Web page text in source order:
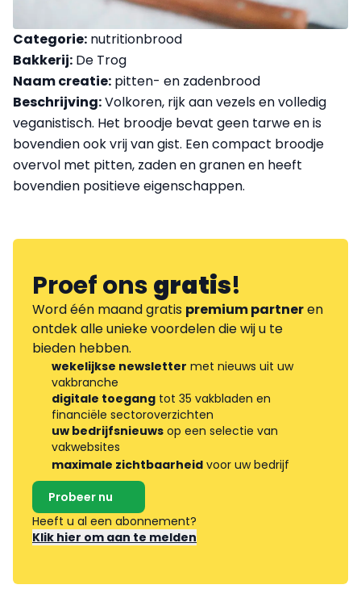
Categorie: nutritionbrood
Bakkerij: De Trog
Naam creatie: pitten- en zadenbrood
Beschrijving:Volkoren, rijk aan vezels en volledig
veganistisch. Het broodje bevat geen tarwe en is
bovendien ook vrij van gist. Een compact broodje
overvol met pitten, zaden en granen en heeft
bovendien positieve eigenschappen.
Proef onsgratis!
Word één maand gratis premium partneren
ontdek alle unieke voordelen die wij u te
bieden hebben.
wekelijkse newsletter met nieuws uit uw
vakbranche
digitale toegang tot 35 vakbladen en
financiële sectoroverzichten
uw bedrijfsnieuws op een selectie van
vakwebsites
maximale zichtbaarheid voor uw bedrijf
Probeer nu
Heeft u al een abonnement?
Klik hier om aan te melden